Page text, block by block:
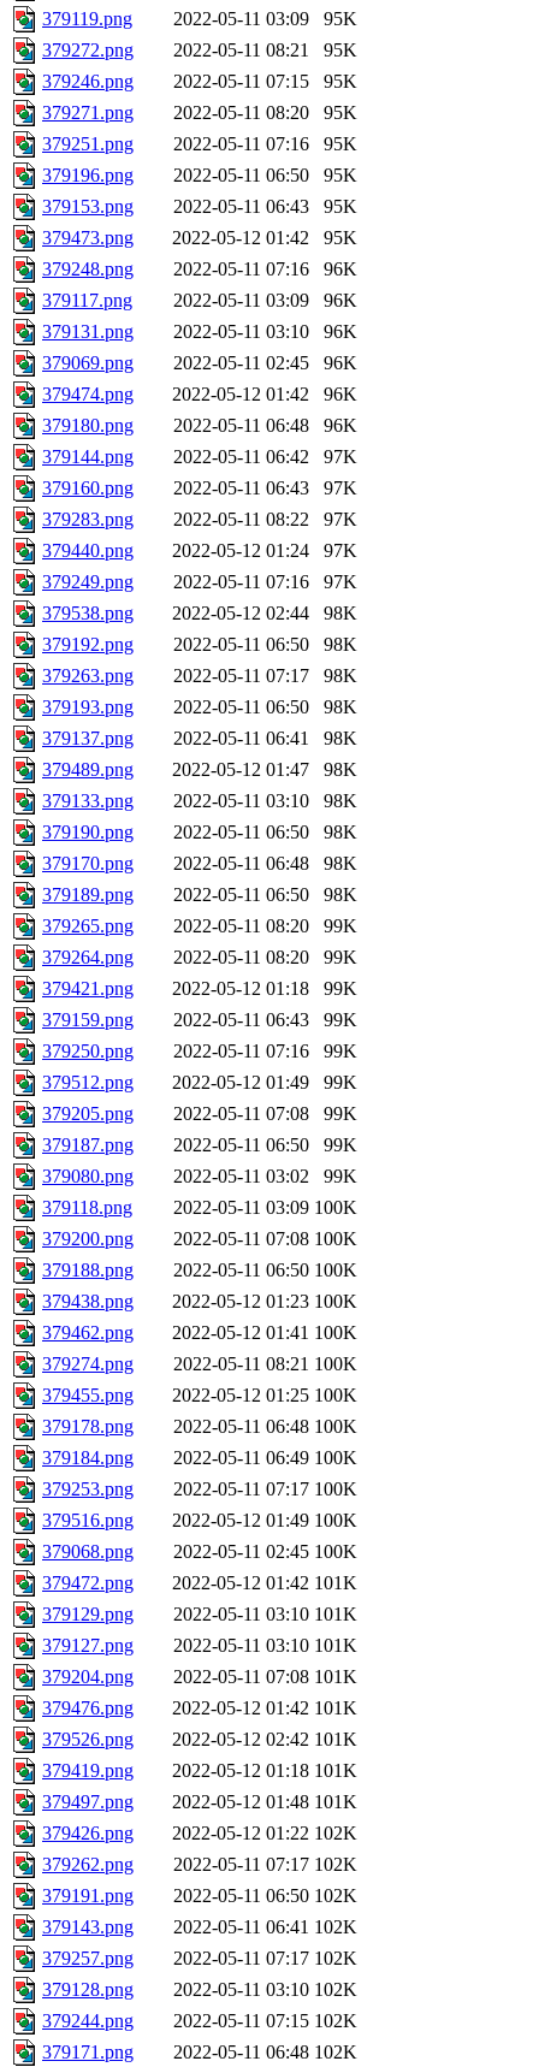
379119.png
2022-05-11 03:09
95K
379272.png
2022-05-11 08:21
95K
379246.png
2022-05-11 07:15
95K
379271.png
2022-05-11 08:20
95K
379251.png
2022-05-11 07:16
95K
379196.png
2022-05-11 06:50
95K
379153.png
2022-05-11 06:43
95K
379473.png
2022-05-12 01:42
95K
379248.png
2022-05-11 07:16
96K
379117.png
2022-05-11 03:09
96K
379131.png
2022-05-11 03:10
96K
379069.png
2022-05-11 02:45
96K
379474.png
2022-05-12 01:42
96K
379180.png
2022-05-11 06:48
96K
379144.png
2022-05-11 06:42
97K
379160.png
2022-05-11 06:43
97K
379283.png
2022-05-11 08:22
97K
379440.png
2022-05-12 01:24
97K
379249.png
2022-05-11 07:16
97K
379538.png
2022-05-12 02:44
98K
379192.png
2022-05-11 06:50
98K
379263.png
2022-05-11 07:17
98K
379193.png
2022-05-11 06:50
98K
379137.png
2022-05-11 06:41
98K
379489.png
2022-05-12 01:47
98K
379133.png
2022-05-11 03:10
98K
379190.png
2022-05-11 06:50
98K
379170.png
2022-05-11 06:48
98K
379189.png
2022-05-11 06:50
98K
379265.png
2022-05-11 08:20
99K
379264.png
2022-05-11 08:20
99K
379421.png
2022-05-12 01:18
99K
379159.png
2022-05-11 06:43
99K
379250.png
2022-05-11 07:16
99K
379512.png
2022-05-12 01:49
99K
379205.png
2022-05-11 07:08
99K
379187.png
2022-05-11 06:50
99K
379080.png
2022-05-11 03:02
99K
379118.png
2022-05-11 03:09 100K
379200.png
2022-05-11 07:08 100K
379188.png
2022-05-11 06:50 100K
379438.png
2022-05-12 01:23 100K
379462.png
2022-05-12 01:41 100K
379274.png
2022-05-11 08:21 100K
379455.png
2022-05-12 01:25 100K
379178.png
2022-05-11 06:48 100K
379184.png
2022-05-11 06:49 100K
379253.png
2022-05-11 07:17 100K
379516.png
2022-05-12 01:49 100K
379068.png
2022-05-11 02:45 100K
379472.png
2022-05-12 01:42 101K
379129.png
2022-05-11 03:10 101K
379127.png
2022-05-11 03:10 101K
379204.png
2022-05-11 07:08 101K
379476.png
2022-05-12 01:42 101K
379526.png
2022-05-12 02:42 101K
379419.png
2022-05-12 01:18 101K
379497.png
2022-05-12 01:48 101K
379426.png
2022-05-12 01:22 102K
379262.png
2022-05-11 07:17 102K
379191.png
2022-05-11 06:50 102K
379143.png
2022-05-11 06:41 102K
379257.png
2022-05-11 07:17 102K
379128.png
2022-05-11 03:10 102K
379244.png
2022-05-11 07:15 102K
379171.png
2022-05-11 06:48 102K